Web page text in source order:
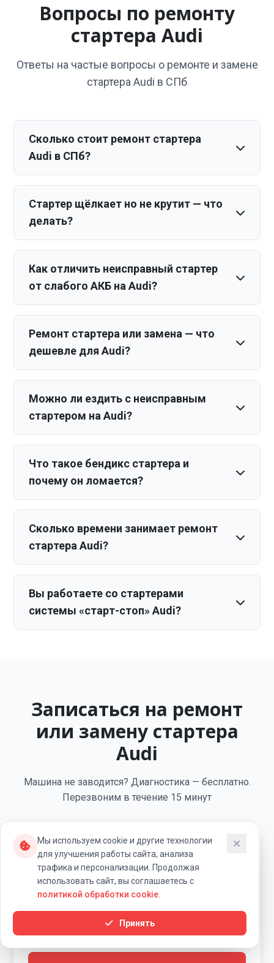
Вопросы по ремонту
стартера Audi
Ответы на частые вопросы о ремонте и замене
стартера Audi в СПб
Сколько стоит ремонт стартера
Audi в СПб?
Стартер щёлкает но не крутит — что
делать?
Как отличить неисправный стартер
от слабого АКБ на Audi?
Ремонт стартера или замена — что
дешевле для Audi?
Можно ли ездить с неисправным
стартером на Audi?
Что такое бендикс стартера и
почему он ломается?
Сколько времени занимает ремонт
стартера Audi?
Вы работаете со стартерами
системы «старт-стоп» Audi?
Записаться на ремонт
или замену стартера
Audi
Машина не заводится? Диагностика — бесплатно.
Перезвоним в течение 15 минут
Укажите ваш телефон
Я согласен на обработку персональных данных
Мы используем cookie и другие технологии
для улучшения работы сайта, анализа
трафика и персонализации. Продолжая
использовать сайт, вы соглашаетесь с
политикой обработки cookie
Принять